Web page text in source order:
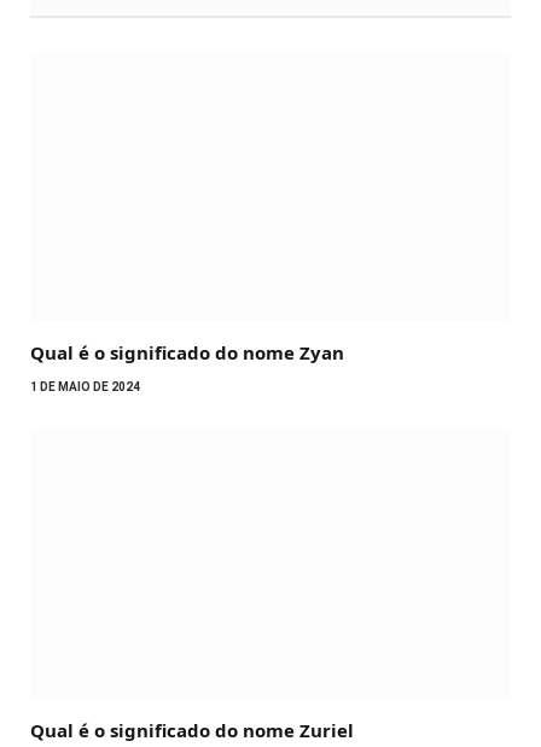
Qual é o significado do nome Zyan
1 DE MAIO DE 2024
Qual é o significado do nome Zuriel